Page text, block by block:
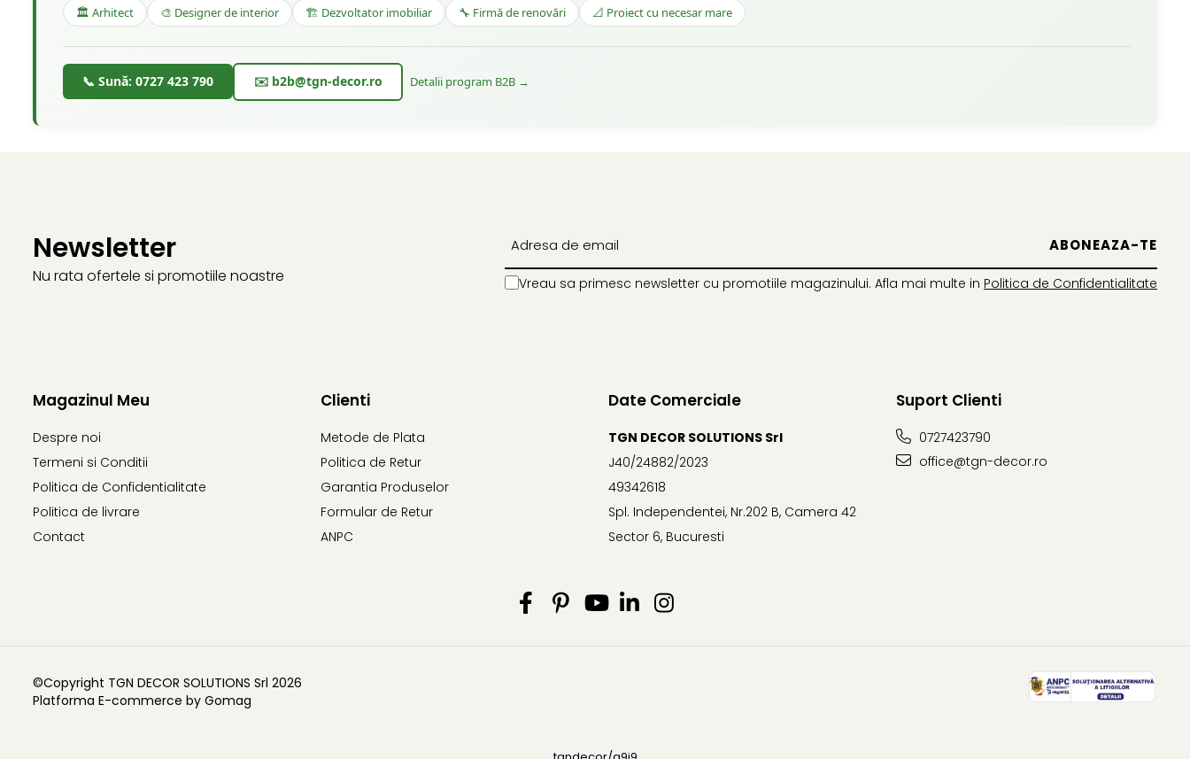
🏛️ Arhitect 🎨 Designer de interior 🏗️ Dezvoltator imobiliar 🔧 Firmă de renovări 📐 Proiect cu necesar mare
📞 Sună: 0727 423 790 ✉️ b2b@tgn-decor.ro Detalii program B2B →
Newsletter
Nu rata ofertele si promotiile noastre Vreau sa primesc newsletter cu promotiile magazinului. Afla mai multe in Politica de Confidentialitate
Magazinul Meu
Despre noi
Termeni si Conditii
Politica de Confidentialitate
Politica de livrare
Contact
Clienti
Metode de Plata
Politica de Retur
Garantia Produselor
Formular de Retur
ANPC
Date Comerciale
TGN DECOR SOLUTIONS Srl
J40/24882/2023
49342618
Spl. Independentei, Nr.202 B, Camera 42
Sector 6, Bucuresti
Suport Clienti
0727423790
office@tgn-decor.ro
©Copyright TGN DECOR SOLUTIONS Srl 2026
Platforma E-commerce by Gomag